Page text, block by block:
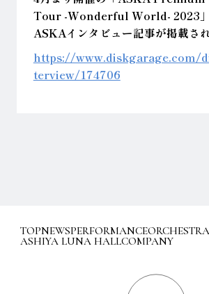
Tour -Wonderful World- 2023」
ASKAインタビュー記事が掲載され
https://www.diskgarage.com/
terview/174706
TOPNEWSPERFORMANCEORCHESTRA
ASHIYA LUNA HALLCOMPANY